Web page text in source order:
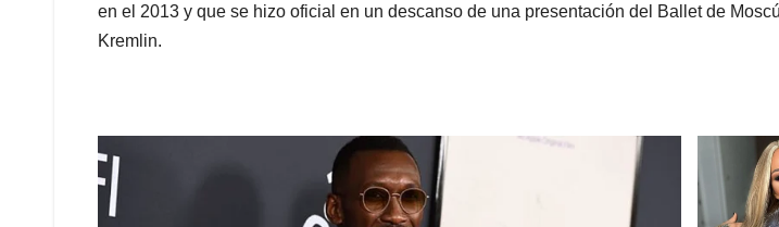
en el 2013 y que se hizo oficial en un descanso de una presentación del Ballet de
Kremlin.